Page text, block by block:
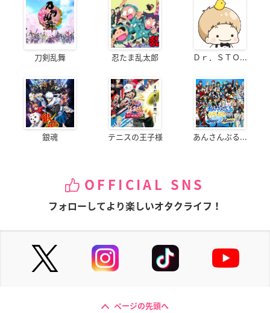
刀剣乱舞 忍たま乱太郎 Ｄｒ．ＳＴＯ...
銀魂 テニスの王子様 あんさんぶる...
OFFICIAL SNS
フォローしてより楽しいオタクライフ！
ページの先頭へ